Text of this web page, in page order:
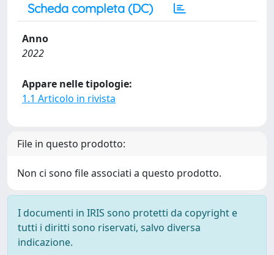
Scheda completa (DC)
Anno
2022
Appare nelle tipologie:
1.1 Articolo in rivista
File in questo prodotto:
Non ci sono file associati a questo prodotto.
I documenti in IRIS sono protetti da copyright e
tutti i diritti sono riservati, salvo diversa
indicazione.